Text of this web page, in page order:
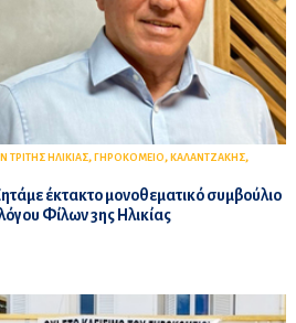
ΗΛΙΚΙΑΣ, ΓΗΡΟΚΟΜΕΙΟ, ΚΑΛΑΝΤΖΑΚΗΣ,
έκτακτο μονοθεματικό συμβούλιο
Φίλων 3ης Ηλικίας